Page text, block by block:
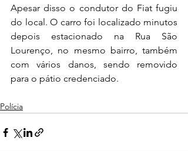
Apesar disso o condutor do Fiat fugiu
do local. O carro foi localizado minutos
depois estacionado na Rua São
Lourenço, no mesmo bairro, também
com vários danos, sendo removido
para o pátio credenciado.
Polícia